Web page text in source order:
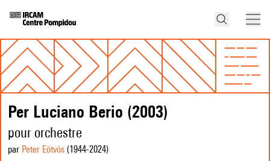
Per Luciano Berio (2003)
pour orchestre
par Peter Eötvös (1944-2024)